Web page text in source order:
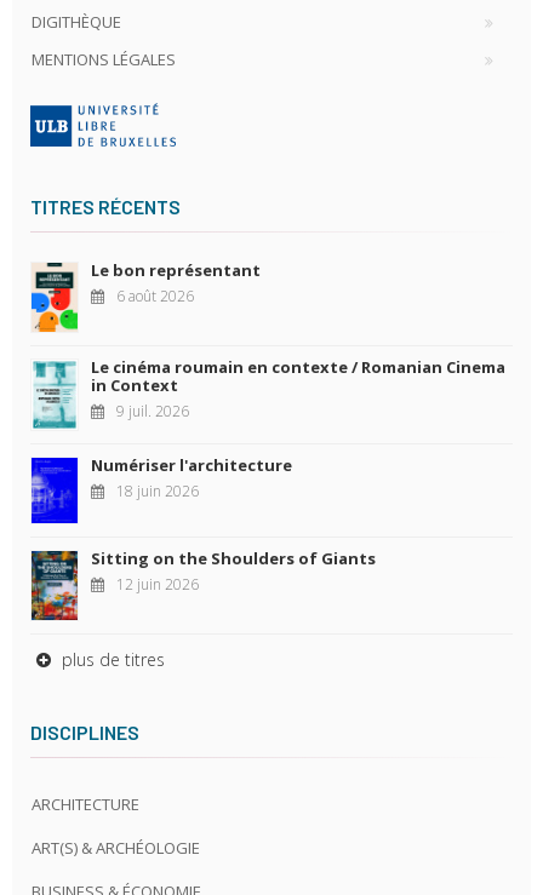
DIGITHÈQUE
MENTIONS LÉGALES
TITRES RÉCENTS
Le bon représentant
6 août 2026
Le cinéma roumain en contexte / Romanian Cinema
in Context
9 juil. 2026
Numériser l'architecture
18 juin 2026
Sitting on the Shoulders of Giants
12 juin 2026
plus de titres
DISCIPLINES
ARCHITECTURE
ART(S) & ARCHÉOLOGIE